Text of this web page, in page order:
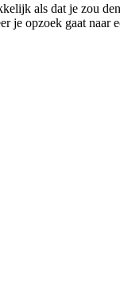
als dat je zou
je opzoek gaat